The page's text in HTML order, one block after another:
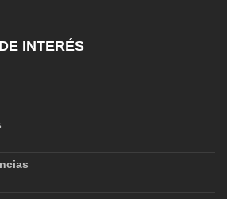
INTERÉS